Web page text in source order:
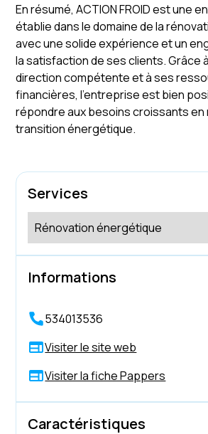
En résumé, ACTION FROID est une
établie dans le domaine de la
avec une solide expérience et un
la satisfaction de ses clients. Grâce
direction compétente et à ses
financières, l'entreprise est bien
répondre aux besoins croissants en
transition énergétique.
Services
Rénovation énergétique
Informations
534013536
Visiter le site web
Visiter la fiche Pappers
Caractéristiques